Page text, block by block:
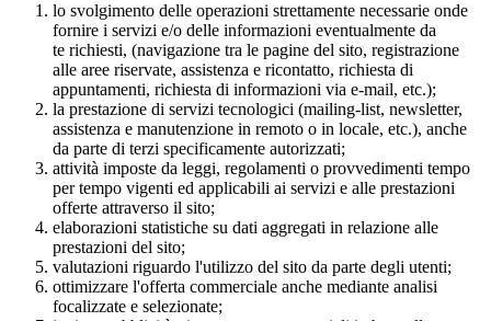
lo svolgimento delle operazioni strettamente necessarie onde
fornire i servizi e/o delle informazioni eventualmente da
te richiesti, (navigazione tra le pagine del sito, registrazione
alle aree riservate, assistenza e ricontatto, richiesta di
appuntamenti, richiesta di informazioni via e-mail, etc.);
la prestazione di servizi tecnologici (mailing-list, newsletter,
assistenza e manutenzione in remoto o in locale, etc.), anche
da parte di terzi specificamente autorizzati;
attività imposte da leggi, regolamenti o provvedimenti tempo
per tempo vigenti ed applicabili ai servizi e alle prestazioni
offerte attraverso il sito;
elaborazioni statistiche su dati aggregati in relazione alle
prestazioni del sito;
valutazioni riguardo l'utilizzo del sito da parte degli utenti;
ottimizzare l'offerta commerciale anche mediante analisi
focalizzate e selezionate;